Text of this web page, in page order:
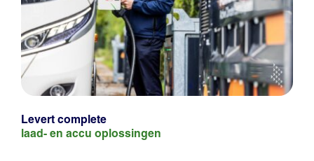
Levert complete
laad- en accu oplossingen